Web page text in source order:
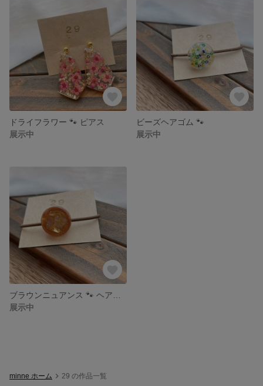
ドライフラワー 🐾 ピアス
展示中
ビーズヘアゴム 🐾
展示中
展示中
minne ホーム 29 の作品一覧